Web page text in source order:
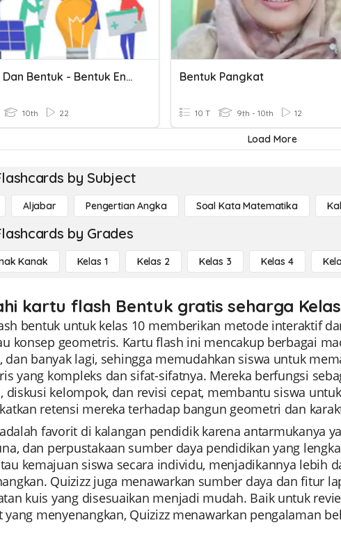
Energi Dan Bentuk - Bentuk Energi
10th 22
Bentuk Pangkat
10 T 9th - 10th 12
Load More
by Subject
Aljabar Pengertian Angka Soal Kata Matematika
by Grades
Kanak Kelas 1 Kelas 2 Kelas 3 Kelas 4
kartu flash Bentuk gratis seharga Kelas
bentuk untuk kelas 10 memberikan metode interaktif
konsep geometris. Kartu flash ini mencakup berbagai
dan banyak lagi, sehingga memudahkan siswa untuk
yang kompleks dan sifat-sifatnya. Mereka berfungsi
diskusi kelompok, dan revisi cepat, membantu siswa
retensi mereka terhadap bangun geometri dan
favorit di kalangan pendidik karena antarmukanya
dan perpustakaan sumber daya pendidikan yang
kemajuan siswa secara individu, menjadikannya lebih
Quizizz juga menawarkan sumber daya dan fitur
kuis yang disesuaikan menjadi mudah. Baik untuk
yang menyenangkan, Quizizz menawarkan pengalaman